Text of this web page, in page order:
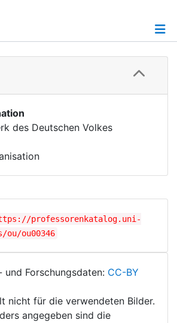
Details
des Deutschen Volkes
professorenkatalog.uni-
ou/ou00346
und Forschungsdaten: CC-BY
nicht für die verwendeten Bilder.
angegeben sind die